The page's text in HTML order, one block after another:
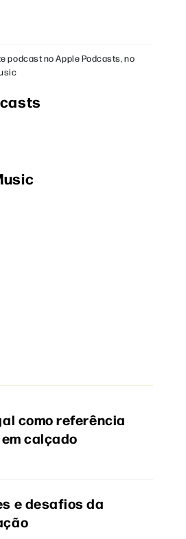
podcast no Apple Podcasts, no
como referência
calçado
e desafios da